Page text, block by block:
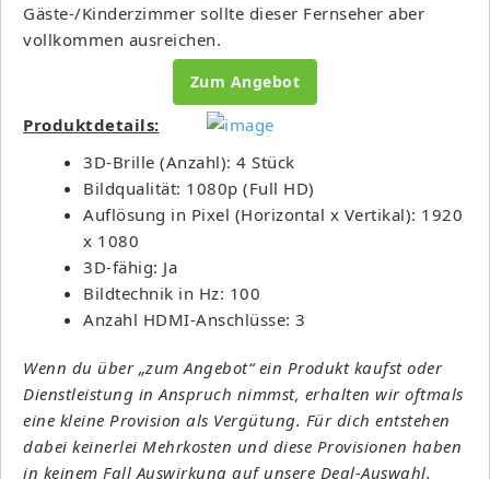
Gäste-/Kinderzimmer sollte dieser Fernseher aber
vollkommen ausreichen.
Zum Angebot
Produktdetails:
3D-Brille (Anzahl): 4 Stück
Bildqualität: 1080p (Full HD)
Auflösung in Pixel (Horizontal x Vertikal): 1920
x 1080
3D-fähig: Ja
Bildtechnik in Hz: 100
Anzahl HDMI-Anschlüsse: 3
Wenn du über „zum Angebot“ ein Produkt kaufst oder
Dienstleistung in Anspruch nimmst, erhalten wir oftmals
eine kleine Provision als Vergütung. Für dich entstehen
dabei keinerlei Mehrkosten und diese Provisionen haben
in keinem Fall Auswirkung auf unsere Deal-Auswahl.